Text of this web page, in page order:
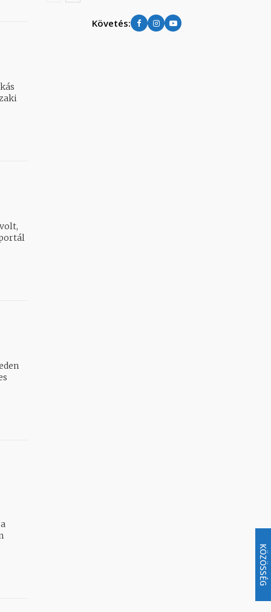
KÖZÖSSÉG
Követés: